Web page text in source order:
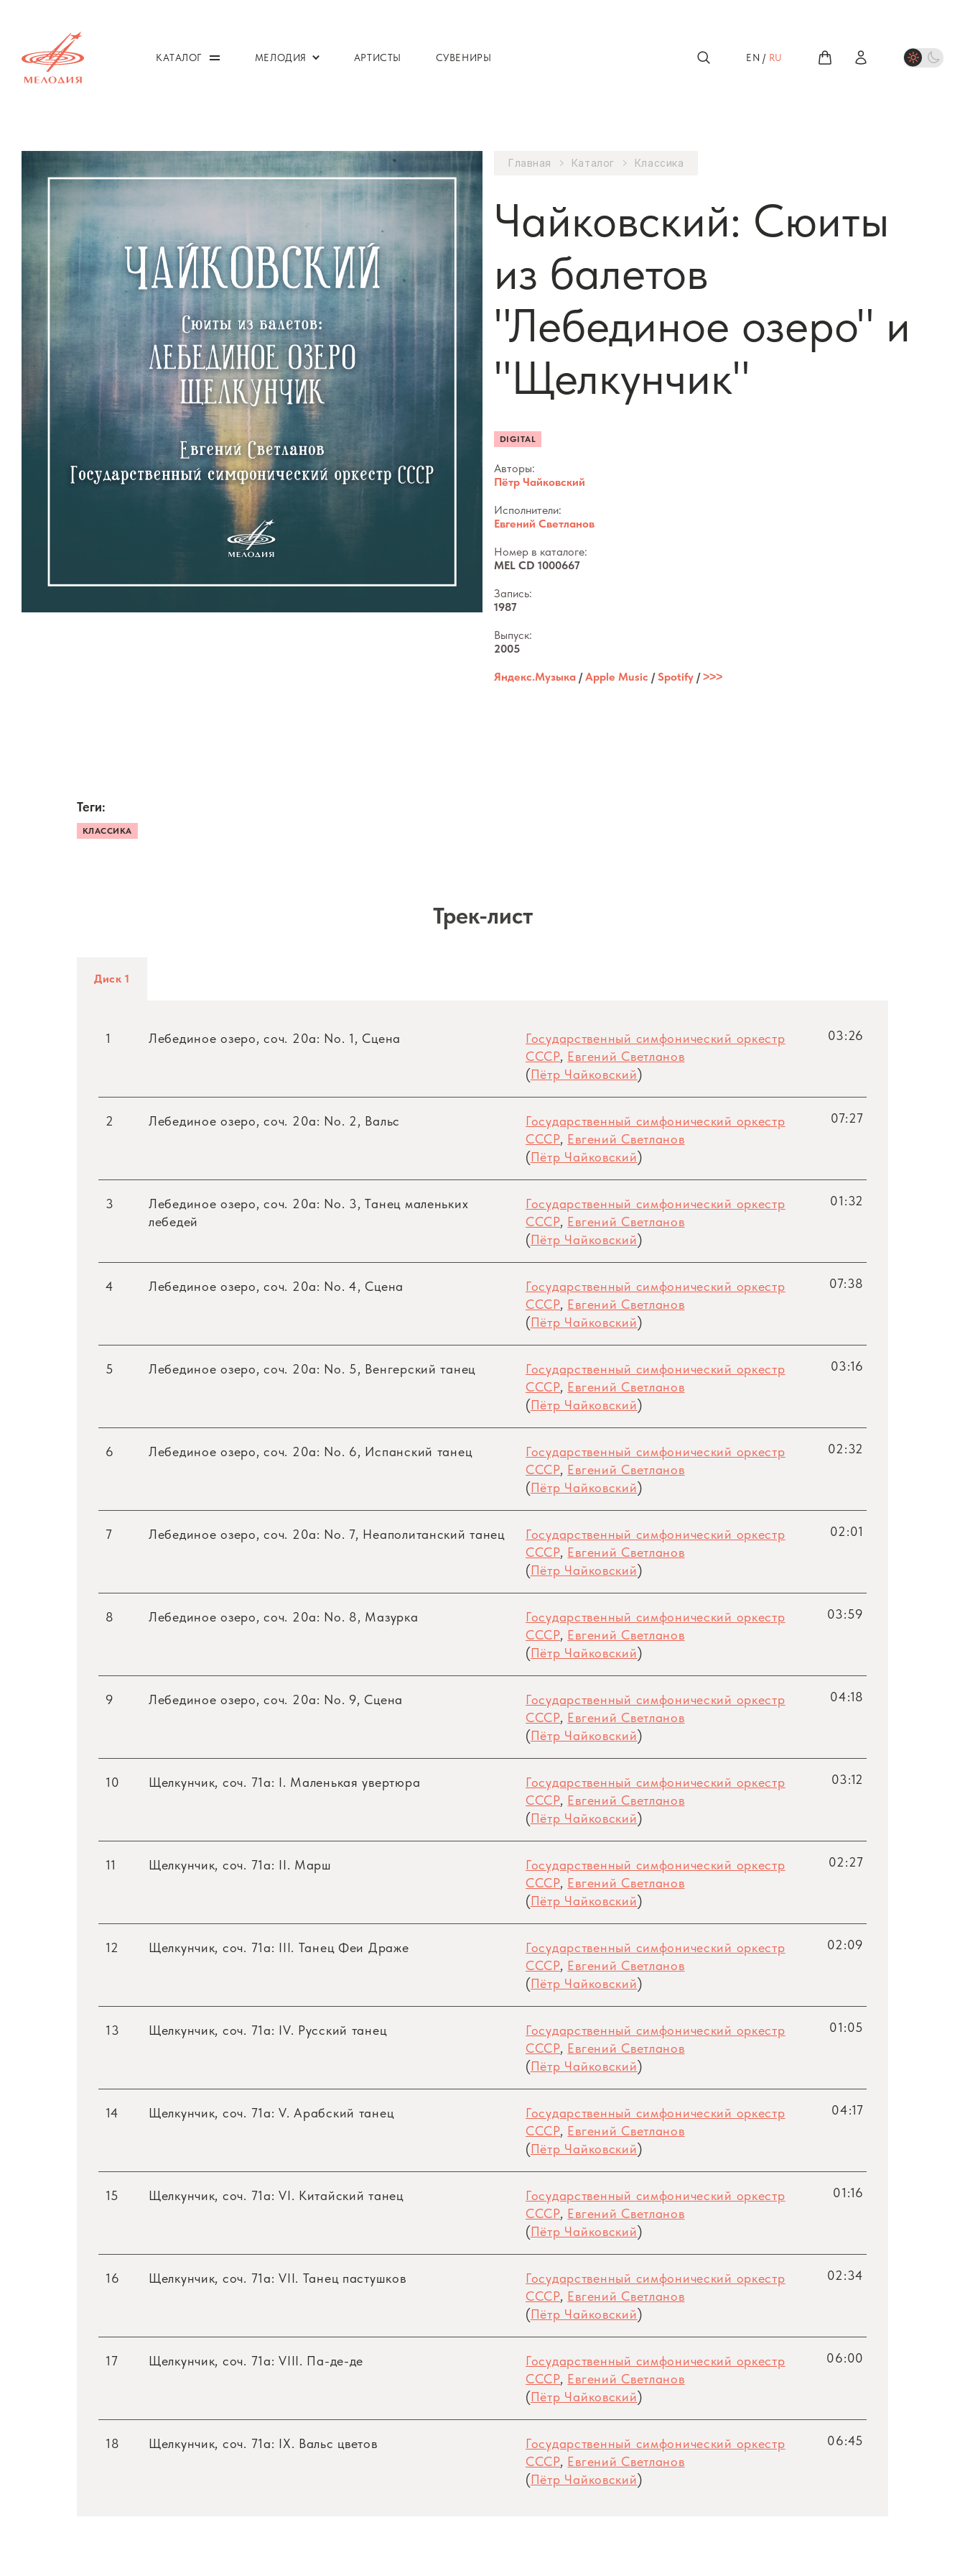
КАТАЛОГ МЕЛОДИЯ АРТИСТЫ СУВЕНИРЫ EN / RU
Главная Каталог Классика
Чайковский: Сюиты
из балетов
"Лебединое озеро" и
"Щелкунчик"
DIGITAL
Авторы:
Пётр Чайковский
Исполнители:
Евгений Светланов
Номер в каталоге:
MEL CD 1000667
Запись:
1987
Выпуск:
2005
Яндекс.Музыка /Apple Music /Spotify /˃˃˃
Теги:
КЛАССИКА
Трек-лист
Диск 1
1 Лебединое озеро, соч. 20a: No. 1, Сцена
Государственный симфонический оркестр
СССР, Евгений Светланов
(Пётр Чайковский)
03:26
2 Лебединое озеро, соч. 20a: No. 2, Вальс
Государственный симфонический оркестр
СССР, Евгений Светланов
(Пётр Чайковский)
07:27
3
Лебединое озеро, соч. 20a: No. 3, Танец маленьких
лебедей
Государственный симфонический оркестр
СССР, Евгений Светланов
(Пётр Чайковский)
01:32
4 Лебединое озеро, соч. 20a: No. 4, Сцена
Государственный симфонический оркестр
СССР, Евгений Светланов
(Пётр Чайковский)
07:38
5 Лебединое озеро, соч. 20a: No. 5, Венгерский танец
Государственный симфонический оркестр
СССР, Евгений Светланов
(Пётр Чайковский)
03:16
6 Лебединое озеро, соч. 20a: No. 6, Испанский танец
Государственный симфонический оркестр
СССР, Евгений Светланов
(Пётр Чайковский)
02:32
7 Лебединое озеро, соч. 20a: No. 7, Неаполитанский танец
Государственный симфонический оркестр
СССР, Евгений Светланов
(Пётр Чайковский)
02:01
8 Лебединое озеро, соч. 20a: No. 8, Мазурка
Государственный симфонический оркестр
СССР, Евгений Светланов
(Пётр Чайковский)
03:59
9 Лебединое озеро, соч. 20a: No. 9, Сцена
Государственный симфонический оркестр
СССР, Евгений Светланов
(Пётр Чайковский)
04:18
10 Щелкунчик, соч. 71a: I. Маленькая увертюра
Государственный симфонический оркестр
СССР, Евгений Светланов
(Пётр Чайковский)
03:12
11 Щелкунчик, соч. 71a: II. Марш
Государственный симфонический оркестр
СССР, Евгений Светланов
(Пётр Чайковский)
02:27
12 Щелкунчик, соч. 71a: III. Танец Феи Драже
Государственный симфонический оркестр
СССР, Евгений Светланов
(Пётр Чайковский)
02:09
13 Щелкунчик, соч. 71a: IV. Русский танец
Государственный симфонический оркестр
СССР, Евгений Светланов
(Пётр Чайковский)
01:05
14 Щелкунчик, соч. 71a: V. Арабский танец
Государственный симфонический оркестр
СССР, Евгений Светланов
(Пётр Чайковский)
04:17
15 Щелкунчик, соч. 71a: VI. Китайский танец
Государственный симфонический оркестр
СССР, Евгений Светланов
(Пётр Чайковский)
01:16
16 Щелкунчик, соч. 71a: VII. Танец пастушков
Государственный симфонический оркестр
СССР, Евгений Светланов
(Пётр Чайковский)
02:34
17 Щелкунчик, соч. 71a: VIII. Па-де-де
Государственный симфонический оркестр
СССР, Евгений Светланов
(Пётр Чайковский)
06:00
18 Щелкунчик, соч. 71a: IX. Вальс цветов
Государственный симфонический оркестр
СССР, Евгений Светланов
(Пётр Чайковский)
06:45